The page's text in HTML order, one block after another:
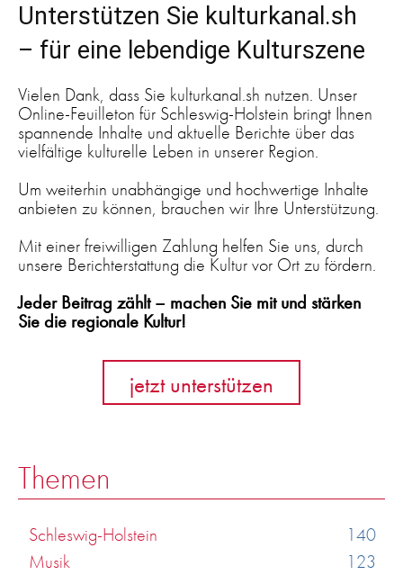
Unterstützen Sie kulturkanal.sh
– für eine lebendige Kulturszene
Vielen Dank, dass Sie kulturkanal.sh nutzen. Unser
Online-Feuilleton für Schleswig-Holstein bringt Ihnen
spannende Inhalte und aktuelle Berichte über das
vielfältige kulturelle Leben in unserer Region.
Um weiterhin unabhängige und hochwertige Inhalte
anbieten zu können, brauchen wir Ihre Unterstützung.
Mit einer freiwilligen Zahlung helfen Sie uns, durch
unsere Berichterstattung die Kultur vor Ort zu fördern.
Jeder Beitrag zählt – machen Sie mit und stärken
Sie die regionale Kultur!
jetzt unterstützen
Themen
Schleswig-Holstein
140
Musik
123